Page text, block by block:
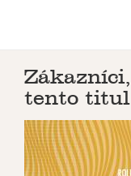
tento